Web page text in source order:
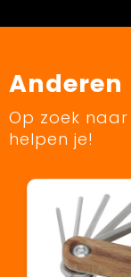
Anderen
Op zoek
helpen je!